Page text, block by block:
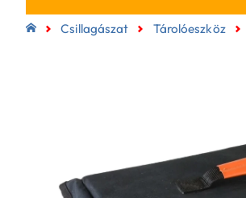
Csillagászat Tárolóeszköz